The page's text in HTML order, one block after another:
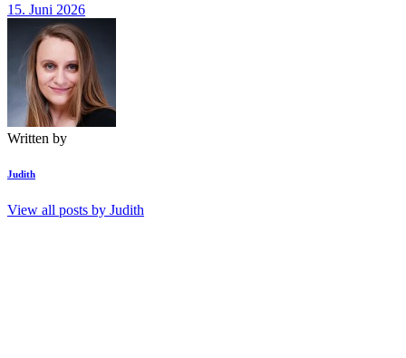
15. Juni 2026
Written by
Judith
View all posts by Judith